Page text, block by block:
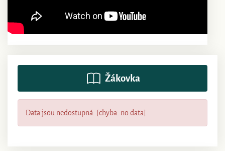
Žákovka
Data jsou nedostupná: [chyba: no data]